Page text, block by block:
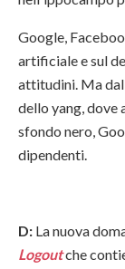
Google,
artificiale e sul
attitudini. Ma
dello yang, dove
sfondo nero,
dipendenti.
D: La nuova
Logoutche